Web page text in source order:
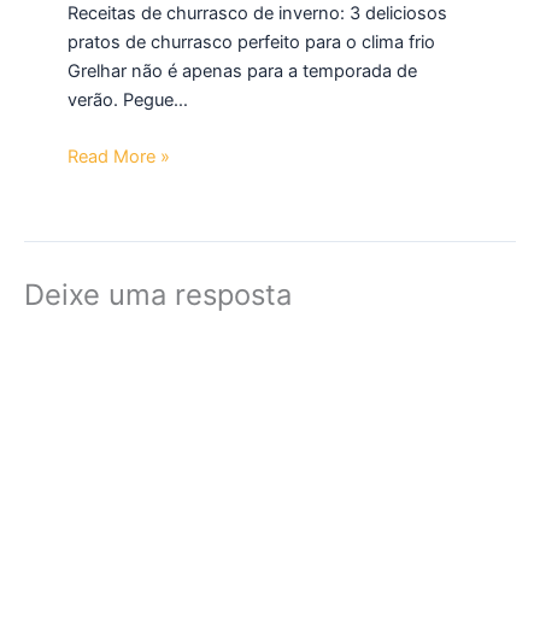
Receitas de churrasco de inverno: 3 deliciosos
pratos de churrasco perfeito para o clima frio
Grelhar não é apenas para a temporada de
verão. Pegue…
Read More »
Deixe uma resposta